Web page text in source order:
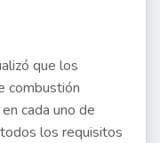
que los
combustión
cada uno de
los requisitos